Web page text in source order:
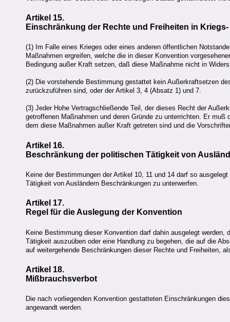
Artikel 15.
Einschränkung der Rechte und Freiheiten in
(1) Im Falle eines Krieges oder eines anderen öffentlichen
Maßnahmen ergreifen, welche die in dieser Konvention
Bedingung außer Kraft setzen, daß diese Maßnahme nicht in
(2) Die vorstehende Bestimmung gestattet kein Außerkraftsetzen
zurückzuführen sind, oder der Artikel 3, 4 (Absatz 1) und 7.
(3) Jeder Hohe Vertragschließende Teil, der dieses Recht der
getroffenen Maßnahmen und deren Gründe zu unterrichten. Er
dem diese Maßnahmen außer Kraft getreten sind und die
Artikel 16.
Beschränkung der politischen Tätigkeit von
Keine der Bestimmungen der Artikel 10, 11 und 14 darf so
Tätigkeit von Ausländern Beschränkungen zu unterwerfen.
Artikel 17.
Regel für die Auslegung der Konvention
Keine Bestimmung dieser Konvention darf dahin ausgelegt
Tätigkeit auszuüben oder eine Handlung zu begehen, die auf die
auf weitergehende Beschränkungen dieser Rechte und Freiheiten,
Artikel 18.
Mißbrauchsverbot
Die nach vorliegenden Konvention gestatteten Einschränkungen
angewandt werden.